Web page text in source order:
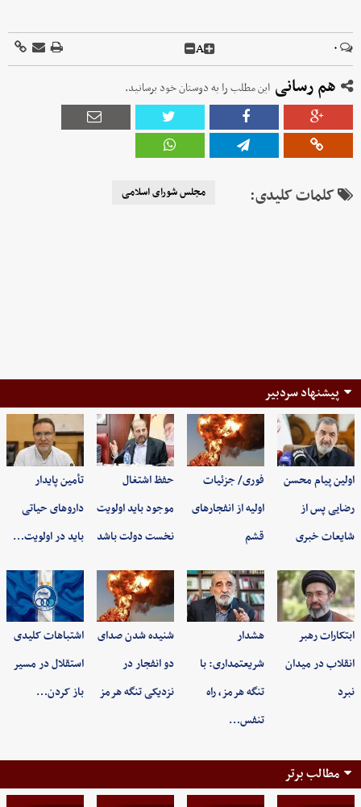
۰ A
هم رسانی این مطلب را به دوستان خود برسانید.
کلمات کلیدی: مجلس شورای اسلامی
پیشنهاد سردبیر
اولین پیام محسن
رضایی پس از
شایعات خبری
فوری/ جزئیات
اولیه از انفجارهای
قشم
حفظ اشتغال
موجود باید اولویت
نخست دولت باشد
تأمین پایدار
داروهای حیاتی
باید در اولویت…
ابتکارات رهبر
انقلاب در میدان
نبرد
هشدار
شریعتمداری: با
تنگه هرمز، راه
تنفس…
شنیده شدن صدای
دو انفجار در
نزدیکی تنگه هرمز
اشتباهات کلیدی
استقلال در مسیر
باز کردن…
مطالب برتر